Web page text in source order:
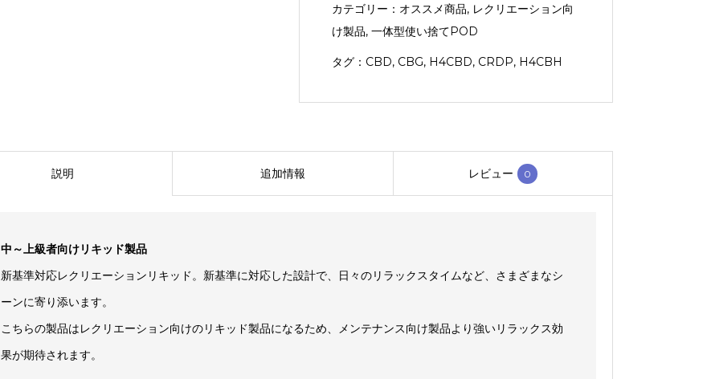
JP】
個
カテゴリー： オススメ商品, レクリエーション向
け製品,一体型使い捨てPOD
タグ： CBD, CBG, H4CBD, CRDP, H4CBH
説明 追加情報 レビュー 0
中～上級者向けリキッド製品
新基準対応レクリエーションリキッド。新基準に対応した設計で、日々のリラックスタイムなど、さまざまなシ
ーンに寄り添います。
こちらの製品はレクリエーション向けのリキッド製品になるため、メンテナンス向け製品より強いリラックス効
果が期待されます。